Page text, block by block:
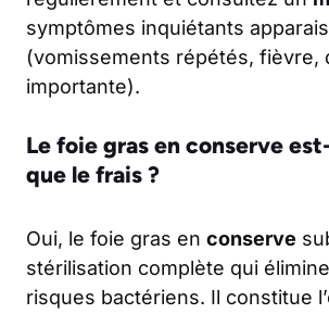
symptômes inquiétants
(vomissements répétés, fièvre,
importante).
Le foie gras en conserve
que le frais ?
Oui, le foie gras en conserve
stérilisation complète qui
risques bactériens. Il constitue